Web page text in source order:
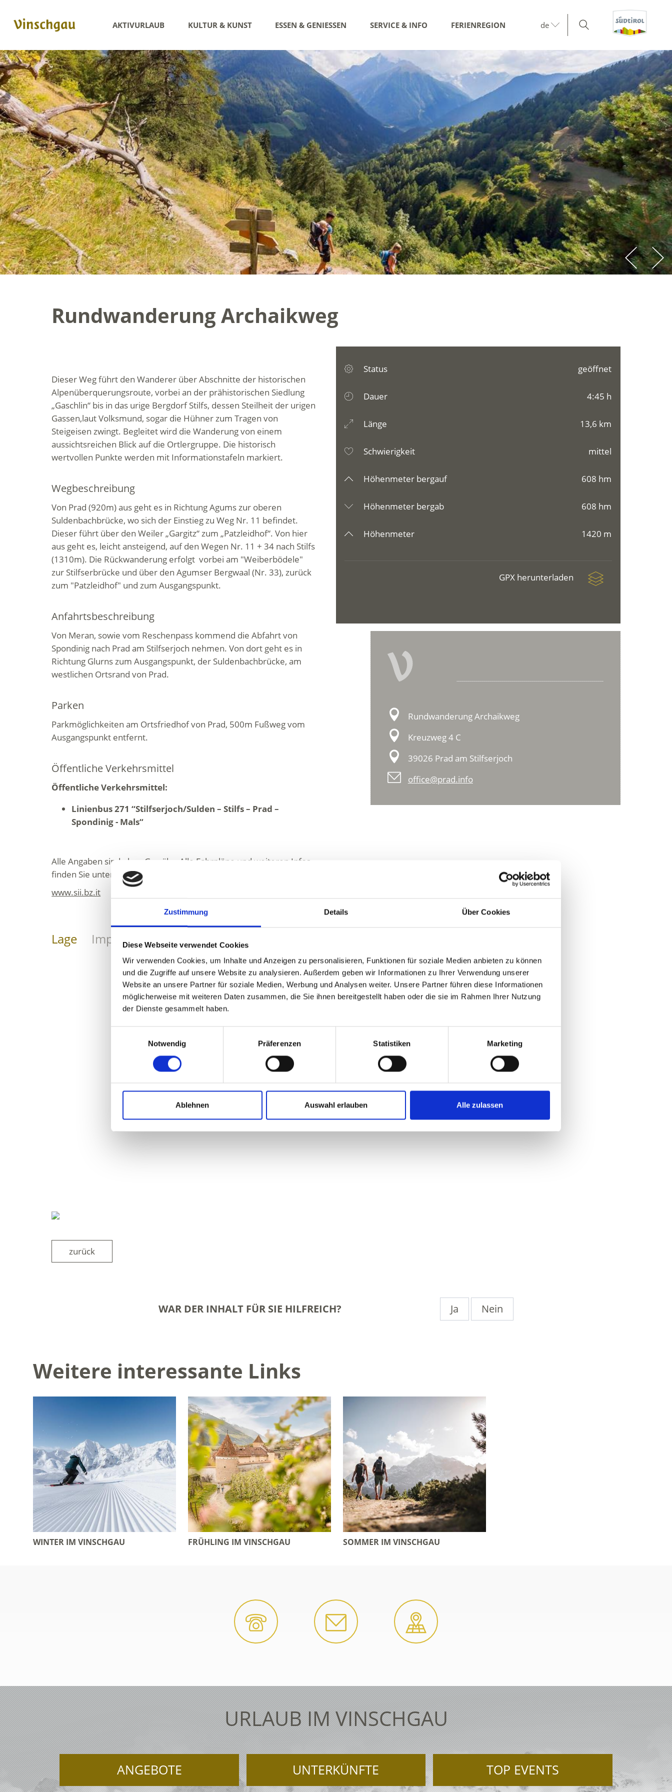
Zustimmung Details Über Cookies
Diese Webseite verwendet Cookies
Wir verwenden Cookies, um Inhalte und Anzeigen zu personalisieren, Funktionen für soziale Medien anbieten zu können
und die Zugriffe auf unsere Website zu analysieren. Außerdem geben wir Informationen zu Ihrer Verwendung unserer
Website an unsere Partner für soziale Medien, Werbung und Analysen weiter. Unsere Partner führen diese Informationen
möglicherweise mit weiteren Daten zusammen, die Sie ihnen bereitgestellt haben oder die sie im Rahmen Ihrer Nutzung
der Dienste gesammelt haben.
Notwendig
Präferenzen Statistiken Marketing
Ablehnen Auswahl erlauben Alle zulassen
AKTIVURLAUB KULTUR & KUNST ESSEN & GENIESSEN SERVICE & INFO FERIENREGION de
Rundwanderung Archaikweg
Dieser Weg führt den Wanderer über Abschnitte der historischen
Alpenüberquerungsroute, vorbei an der prähistorischen Siedlung
„Gaschlin“ bis in das urige Bergdorf Stilfs, dessen Steilheit der urigen
Gassen,laut Volksmund, sogar die Hühner zum Tragen von
Steigeisen zwingt. Begleitet wird die Wanderung von einem
aussichtsreichen Blick auf die Ortlergruppe. Die historisch
wertvollen Punkte werden mit Informationstafeln markiert.
Wegbeschreibung
Von Prad (920m) aus geht es in Richtung Agums zur oberen
Suldenbachbrücke, wo sich der Einstieg zu Weg Nr. 11 befindet.
Dieser führt über den Weiler „Gargitz“ zum „Patzleidhof“. Von hier
aus geht es, leicht ansteigend, auf den Wegen Nr. 11 + 34 nach Stilfs
(1310m). Die Rückwanderung erfolgt vorbei am "Weiberbödele"
zur Stilfserbrücke und über den Agumser Bergwaal (Nr. 33), zurück
zum "Patzleidhof" und zum Ausgangspunkt.
Anfahrtsbeschreibung
Von Meran, sowie vom Reschenpass kommend die Abfahrt von
Spondinig nach Prad am Stilfserjoch nehmen. Von dort geht es in
Richtung Glurns zum Ausgangspunkt, der Suldenbachbrücke, am
westlichen Ortsrand von Prad.
Parken
Parkmöglichkeiten am Ortsfriedhof von Prad, 500m Fußweg vom
Ausgangspunkt entfernt.
Öffentliche Verkehrsmittel
Öffentliche Verkehrsmittel:
Linienbus 271 ‘‘Stilfserjoch/Sulden – Stilfs – Prad –
Spondinig - Mals“
Alle Angaben sind ohne Gewähr. Alle Fahrpläne und weiteren Infos
finden Sie unter:
www.sii.bz.it
Status geöffnet
Dauer 4:45 h
Länge 13,6 km
Schwierigkeit mittel
Höhenmeter bergauf 608 hm
Höhenmeter bergab 608 hm
Höhenmeter 1420 m
GPX herunterladen
V
Rundwanderung Archaikweg
Kreuzweg 4 C
39026 Prad am Stilfserjoch
office@prad.info
Lage Impressionen
zurück
WAR DER INHALT FÜR SIE HILFREICH? Ja Nein
Weitere interessante Links
WINTER IM VINSCHGAU FRÜHLING IM VINSCHGAU SOMMER IM VINSCHGAU
URLAUB IM VINSCHGAU
ANGEBOTE UNTERKÜNFTE TOP EVENTS